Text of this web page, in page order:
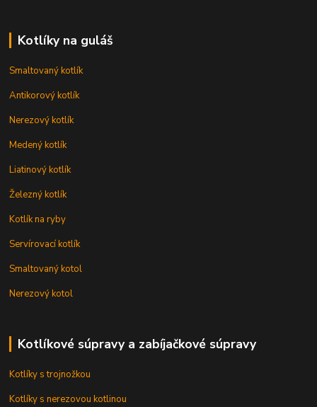
Kotlíky na guláš
Smaltovaný kotlík
Antikorový kotlík
Nerezový kotlík
Medený kotlík
Liatinový kotlík
Železný kotlík
Kotlík na ryby
Servírovací kotlík
Smaltovaný kotol
Nerezový kotol
Kotlíkové súpravy a zabíjačkové súpravy
Kotlíky s trojnožkou
Kotlíky s nerezovou kotlinou